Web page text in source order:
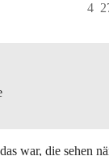
4
war, die sehen